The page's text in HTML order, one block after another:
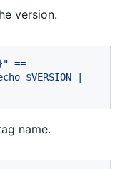
version.
" ==
$VERSION
name.